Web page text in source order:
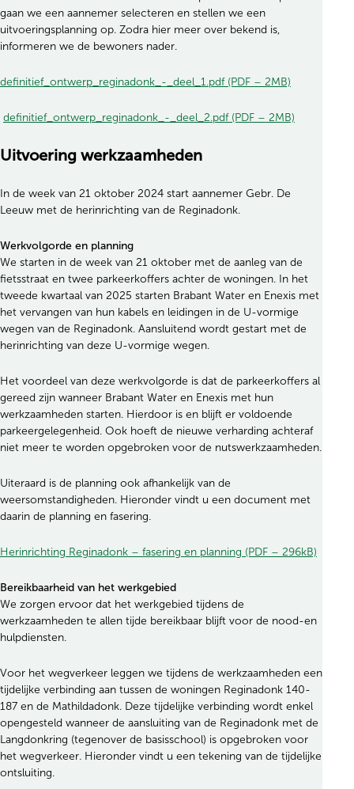
gaan we een aannemer selecteren en stellen we een
uitvoeringsplanning op. Zodra hier meer over bekend is,
informeren we de bewoners nader.
definitief_ontwerp_reginadonk_-_deel_1.pdf (PDF – 2MB)
definitief_ontwerp_reginadonk_-_deel_2.pdf (PDF – 2MB)
Uitvoering werkzaamheden
In de week van 21 oktober 2024 start aannemer Gebr. De
Leeuw met de herinrichting van de Reginadonk.
Werkvolgorde en planning
We starten in de week van 21 oktober met de aanleg van de
fietsstraat en twee parkeerkoffers achter de woningen. In het
tweede kwartaal van 2025 starten Brabant Water en Enexis met
het vervangen van hun kabels en leidingen in de U-vormige
wegen van de Reginadonk. Aansluitend wordt gestart met de
herinrichting van deze U-vormige wegen.
Het voordeel van deze werkvolgorde is dat de parkeerkoffers al
gereed zijn wanneer Brabant Water en Enexis met hun
werkzaamheden starten. Hierdoor is en blijft er voldoende
parkeergelegenheid. Ook hoeft de nieuwe verharding achteraf
niet meer te worden opgebroken voor de nutswerkzaamheden.
Uiteraard is de planning ook afhankelijk van de
weersomstandigheden. Hieronder vindt u een document met
daarin de planning en fasering.
Herinrichting Reginadonk – fasering en planning (PDF – 296kB)
Bereikbaarheid van het werkgebied
We zorgen ervoor dat het werkgebied tijdens de
werkzaamheden te allen tijde bereikbaar blijft voor de nood-en
hulpdiensten.
Voor het wegverkeer leggen we tijdens de werkzaamheden een
tijdelijke verbinding aan tussen de woningen Reginadonk 140-
187 en de Mathildadonk. Deze tijdelijke verbinding wordt enkel
opengesteld wanneer de aansluiting van de Reginadonk met de
Langdonkring (tegenover de basisschool) is opgebroken voor
het wegverkeer. Hieronder vindt u een tekening van de tijdelijke
ontsluiting.